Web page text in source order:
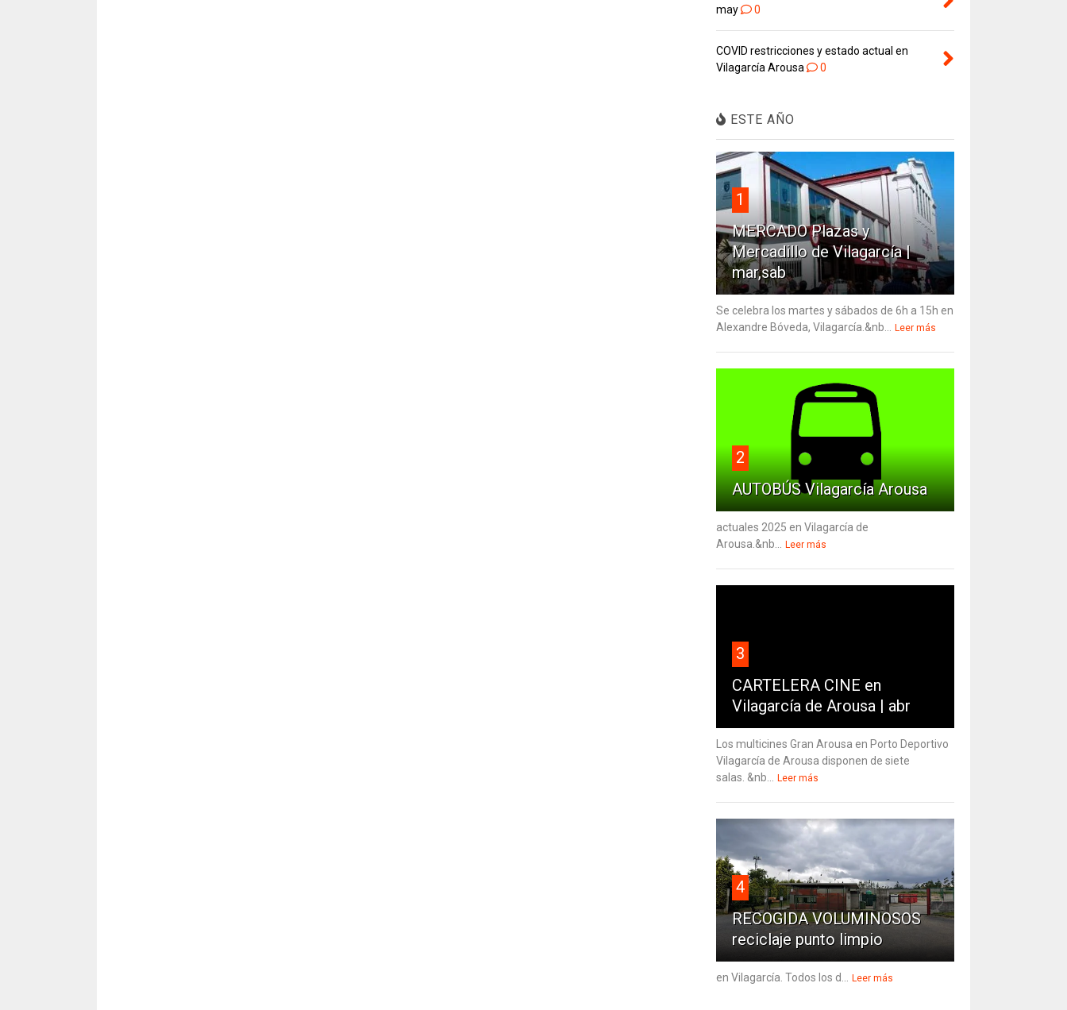
may
0
COVID restricciones y estado actual en
Vilagarcía Arousa
0
ESTE AÑO
1
MERCADO Plazas y
Mercadillo de Vilagarcía |
mar,sab
Se celebra los martes y sábados de 6h a 15h en
Alexandre Bóveda, Vilagarcía.&nb...
Leer más
2
AUTOBÚS Vilagarcía Arousa
actuales 2025 en Vilagarcía de
Arousa.&nb...
Leer más
3
CARTELERA CINE en
Vilagarcía de Arousa | abr
Los multicines Gran Arousa en Porto Deportivo
Vilagarcía de Arousa disponen de siete
salas. &nb...
Leer más
4
RECOGIDA VOLUMINOSOS
reciclaje punto limpio
en Vilagarcía. Todos los d... Leer más